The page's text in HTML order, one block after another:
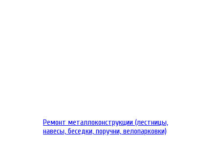
Ремонт металлоконструкции (лестницы,
навесы, беседки, поручни, велопарковки)